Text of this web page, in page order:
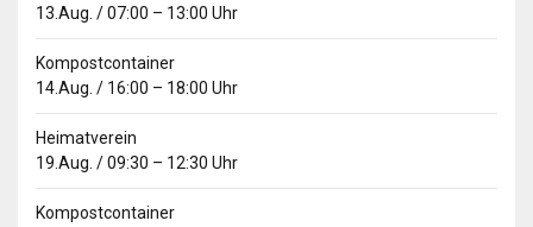
13.Aug. /07:00 – 13:00 Uhr
Kompostcontainer
14.Aug. / 16:00 – 18:00 Uhr
Heimatverein
19.Aug. /09:30 – 12:30 Uhr
Kompostcontainer